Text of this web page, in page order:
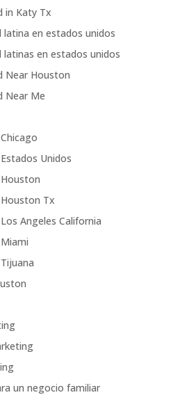
in Katy Tx
latina en estados unidos
latinas en estados unidos
Near Houston
Near Me
Unidos
Tx
Angeles California
un negocio familiar